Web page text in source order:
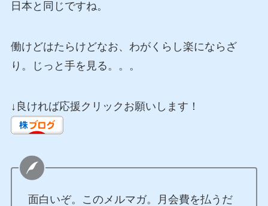
日本と同じですね。
働けどはたらけどなお、わがくらし楽にならざ
り。じっと手を見る。。。
↓良ければ応援クリックお願いします！
面白いぞ。このメルマガ。月会費を払うだ